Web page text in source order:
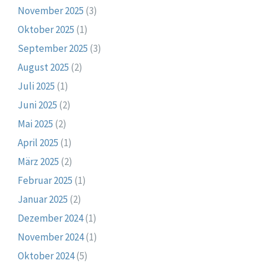
November 2025 (3)
Oktober 2025 (1)
September 2025 (3)
August 2025 (2)
Juli 2025 (1)
Juni 2025 (2)
Mai 2025 (2)
April 2025 (1)
März 2025 (2)
Februar 2025 (1)
Januar 2025 (2)
Dezember 2024(1)
November 2024(1)
Oktober 2024(5)